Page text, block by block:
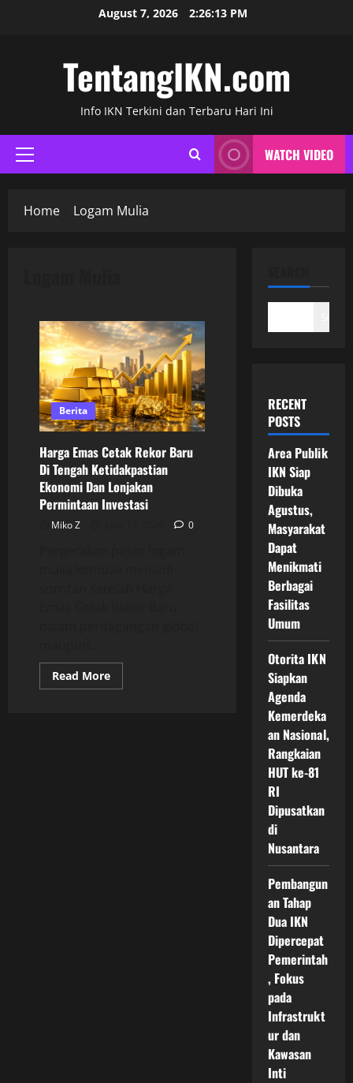
August 7, 2026 2:26:14 PM
TentangIKN.com
Info IKN Terkini dan Terbaru Hari Ini
Primary
Menu
WATCH VIDEO
Home Logam Mulia
Berita
Harga Emas Cetak Rekor Baru
Di Tengah Ketidakpastian
Ekonomi Dan Lonjakan
Permintaan Investasi
Miko Z 0
Read MoreRead
more
RECENT
POSTS
Area Publik
IKN Siap
Dibuka
Agustus,
Masyarakat
Dapat
Menikmati
Berbagai
Fasilitas
Umum
Otorita IKN
Siapkan
Agenda
Kemerdeka
an Nasional,
Rangkaian
HUT ke-81
RI
Dipusatkan
di
Nusantara
Pembangun
an Tahap
Dua IKN
Dipercepat
Pemerintah
, Fokus
pada
Infrastrukt
ur dan
Kawasan
Inti